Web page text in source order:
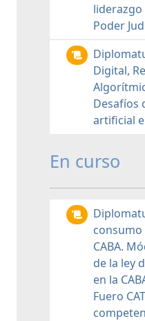
liderazgo
Poder
Digital,
Desafíos
artificial
En curso
consumo
CABA.
de la ley
en la
Fuero